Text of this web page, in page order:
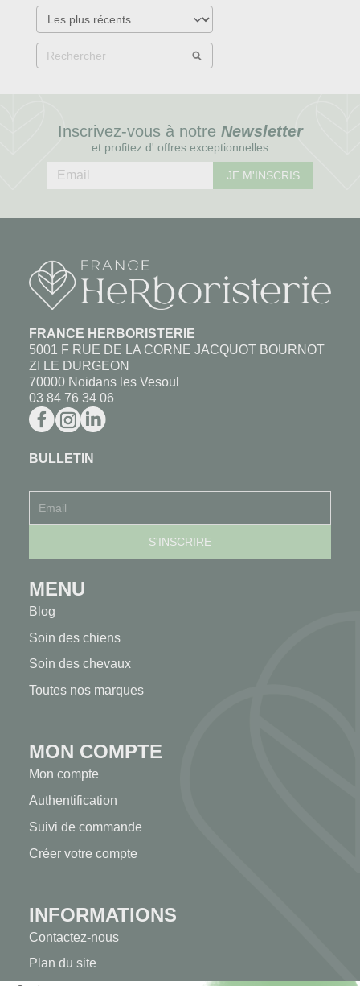
Inscrivez-vous à notre Newsletter
et profitez d' offres exceptionnelles
JE M'INSCRIS
FRANCE HERBORISTERIE
5001 F RUE DE LA CORNE JACQUOT BOURNOT
ZI LE DURGEON
70000 Noidans les Vesoul
03 84 76 34 06
BULLETIN
MENU
Blog
Soin des chiens
Soin des chevaux
Toutes nos marques
MON COMPTE
Mon compte
Authentification
Suivi de commande
Créer votre compte
INFORMATIONS
Contactez-nous
Plan du site